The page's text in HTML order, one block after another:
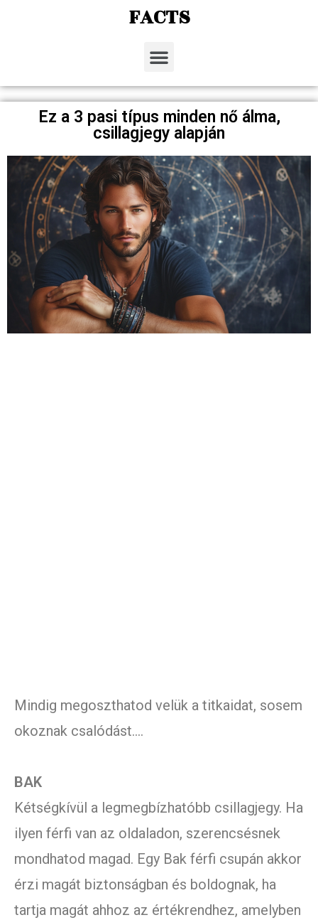
FACTS
Ez a 3 pasi típus minden nő álma,
csillagjegy alapján
Mindig megoszthatod velük a titkaidat, sosem
okoznak csalódást….
BAK
Kétségkívül a legmegbízhatóbb csillagjegy. Ha
ilyen férfi van az oldaladon, szerencsésnek
mondhatod magad. Egy Bak férfi csupán akkor
érzi magát biztonságban és boldognak, ha
tartja magát ahhoz az értékrendhez, amelyben